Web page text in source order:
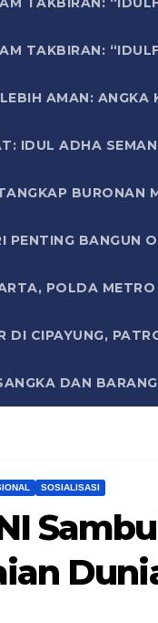
TAKBIRAN:
AMAN:
IDUL ADHA
PENTING BANGUN
POLDA
DI CIPAYUNG,
DAN
SOSIALISASI